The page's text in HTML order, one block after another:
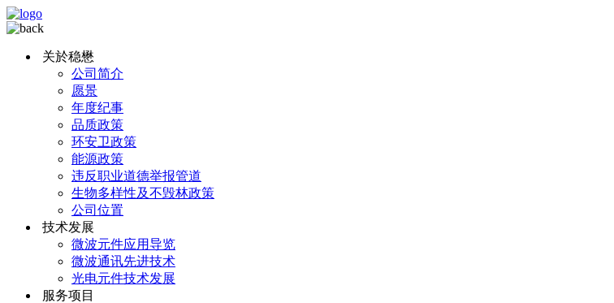
关於稳懋
公司简介
愿景
年度纪事
品质政策
环安卫政策
能源政策
违反职业道德举报管道
生物多样性及不毁林政策
公司位置
技术发展
微波元件应用导览
微波通讯先进技术
光电元件技术发展
服务项目